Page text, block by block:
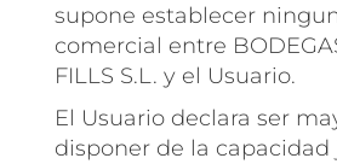
supone establecer
comercial entre
FILLS S.L. y el Usuario.
El Usuario declara ser
disponer de la capacidad